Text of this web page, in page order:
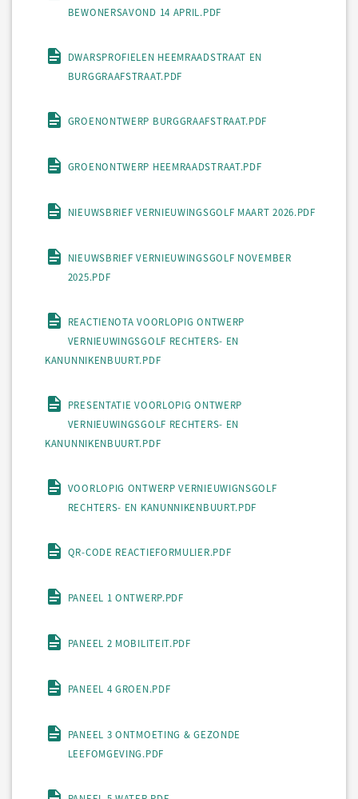
BEWONERSAVOND 14 APRIL.PDF
DWARSPROFIELEN HEEMRAADSTRAAT EN
BURGGRAAFSTRAAT.PDF
GROENONTWERP BURGGRAAFSTRAAT.PDF
GROENONTWERP HEEMRAADSTRAAT.PDF
NIEUWSBRIEF VERNIEUWINGSGOLF MAART 2026.PDF
NIEUWSBRIEF VERNIEUWINGSGOLF NOVEMBER
2025.PDF
REACTIENOTA VOORLOPIG ONTWERP
VERNIEUWINGSGOLF RECHTERS- EN
KANUNNIKENBUURT.PDF
PRESENTATIE VOORLOPIG ONTWERP
VERNIEUWINGSGOLF RECHTERS- EN
KANUNNIKENBUURT.PDF
VOORLOPIG ONTWERP VERNIEUWIGNSGOLF
RECHTERS- EN KANUNNIKENBUURT.PDF
QR-CODE REACTIEFORMULIER.PDF
PANEEL 1 ONTWERP.PDF
PANEEL 2 MOBILITEIT.PDF
PANEEL 4 GROEN.PDF
PANEEL 3 ONTMOETING & GEZONDE
LEEFOMGEVING.PDF